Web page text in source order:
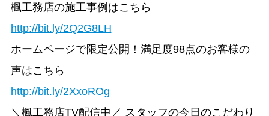
楓工務店の施工事例はこちら
http://bit.ly/2Q2G8LH
ホームページで限定公開！満足度98点のお客様の
声はこちら
http://bit.ly/2XxoROg
＼楓工務店TV配信中／ スタッフの今日のこだわり